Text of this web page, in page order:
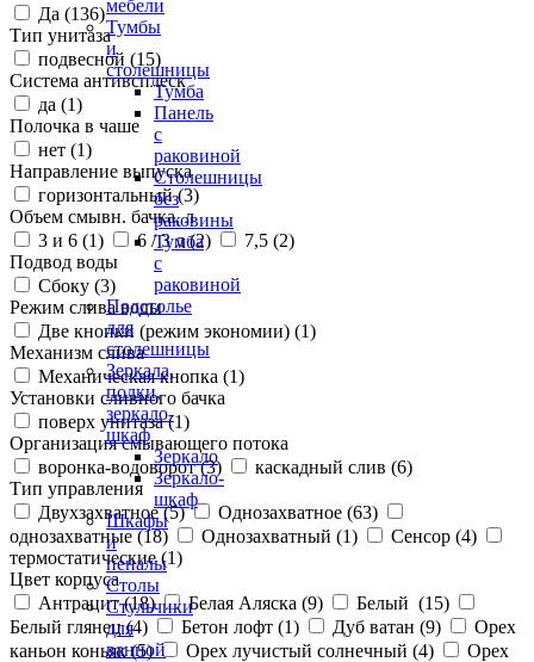
мебели
Тумбы
и
столешницы
Тумба
Панель
с
раковиной
Столешницы
без
раковины
Тумба
с
раковиной
Подстолье
для
столешницы
Зеркала,
полки,
зеркало-
шкаф
Зеркало
Зеркало-
шкаф
Шкафы
и
пеналы
Столы
Стульчики
для
ванной
Да (136)
Тип унитаза
подвесной (15)
Система антивсплеск
да (1)
Полочка в чаше
нет (1)
Направление выпуска
горизонтальный (3)
Объем смывн. бачка, л
3 и 6 (1) 6 / 3 л (2) 7,5 (2)
Подвод воды
Сбоку (3)
Режим слива воды
Две кнопки (режим экономии) (1)
Механизм слива
Механическая кнопка (1)
Установки сливного бачка
поверх унитаза (1)
Организация смывающего потока
воронка-водоворот (3) каскадный слив (6)
Тип управления
Двухзахватное (5) Однозахватное (63)
однозахватные (18) Однозахватный (1) Сенсор (4)
термостатические (1)
Цвет корпуса
Антрацит (18) Белая Аляска (9) Белый (15)
Белый глянец (4) Бетон лофт (1) Дуб ватан (9)
Орех
каньон коньяк (5) Орех лучистый солнечный (4)
Орех